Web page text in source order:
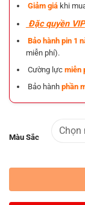
Giảm giá khi
Đặc quyền VIP
Bảo hành pin 1
miễn phí).
Cường lực miễn
Bảo hành phần
Màu Sắc